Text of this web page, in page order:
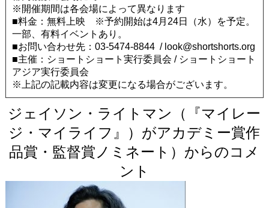
※開催期間は各会場によって異なります
■料金：無料上映 ※予約開始は4月24日（水）を予定。
一部、有料イベントあり。
■お問い合わせ先：03‐5474‐8844 / look@shortshorts.org
■主催：ショートショート実行委員会 / ショートショート
アジア実行委員会
※上記の記載内容は変更になる場合がございます。
ジェイソン・ライトマン（『マイレー
ジ・マイライフ』）がアカデミー賞作
品賞・監督賞ノミネート）からのコメ
ント